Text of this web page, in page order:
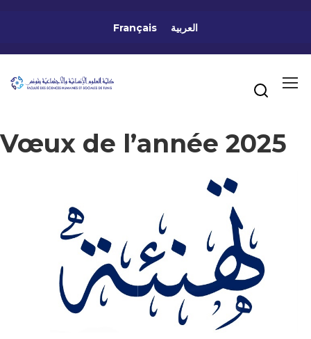
Français العربية
Vœux de l’année 2025